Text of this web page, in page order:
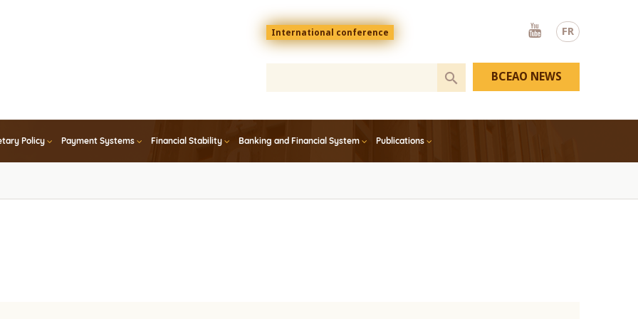
FR
Menu
top
En
International conference
Youtube
Policy Payment Systems Financial Stability Banking and Financial System Publications
BCEAO NEWS